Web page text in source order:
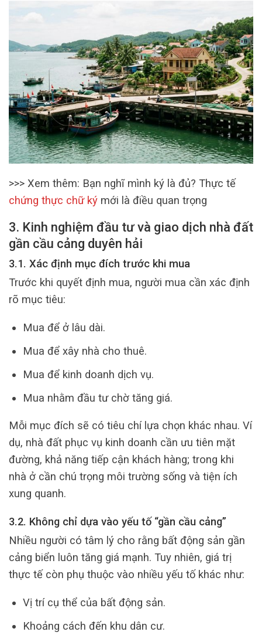
>>> Xem thêm: Bạn nghĩ mình ký là đủ? Thực tế
chứng thực chữ ký mới là điều quan trọng
3. Kinh nghiệm đầu tư và giao dịch nhà đất
gần cầu cảng duyên hải
3.1. Xác định mục đích trước khi mua
Trước khi quyết định mua, người mua cần xác định
rõ mục tiêu:
Mua để ở lâu dài.
Mua để xây nhà cho thuê.
Mua để kinh doanh dịch vụ.
Mua nhằm đầu tư chờ tăng giá.
Mỗi mục đích sẽ có tiêu chí lựa chọn khác nhau. Ví
dụ, nhà đất phục vụ kinh doanh cần ưu tiên mặt
đường, khả năng tiếp cận khách hàng; trong khi
nhà ở cần chú trọng môi trường sống và tiện ích
xung quanh.
3.2. Không chỉ dựa vào yếu tố “gần cầu cảng”
Nhiều người có tâm lý cho rằng bất động sản gần
cảng biển luôn tăng giá mạnh. Tuy nhiên, giá trị
thực tế còn phụ thuộc vào nhiều yếu tố khác như:
Vị trí cụ thể của bất động sản.
Khoảng cách đến khu dân cư.